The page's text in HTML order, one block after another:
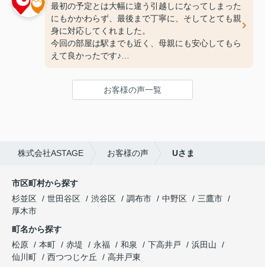
最初の予定とは大幅に違う引越しになってしまった
にもかかわらず、最後まで丁寧に、そしてとても親
身に対応してくれました。
今回の部屋は駅までも近く、母親にも安心してもら
えて良かったです♪
ってます！
ありがとうございました(^^♪
お客様の声一覧
株式会社ASTAGE お客様の声 Uさま
市区町村から探す
杉並区
世田谷区 渋谷区 調布市 中野区
三鷹市
厚木市
町名から探す
松原
本町 赤堤 永福 和泉 下高井戸
浜田山
仙川町
西つつじケ丘
高井戸東